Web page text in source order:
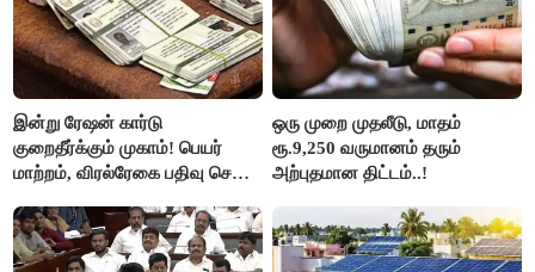
இன்று ரேஷன் கார்டு
குறைதீர்க்கும் முகாம்! பெயர்
மாற்றம், விரல்ரேகை பதிவு செய்ய
ஒரு முறை முதலீடு, மாதம்
ரூ.9,250 வருமானம் தரும்
அற்புதமான திட்டம்..!